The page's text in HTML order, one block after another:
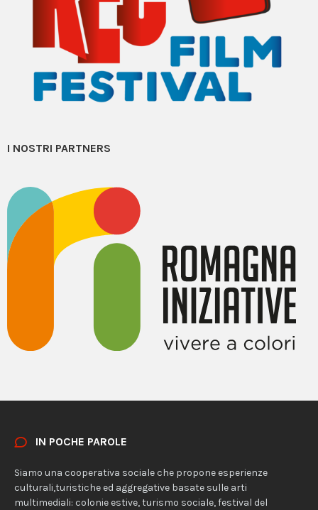
I NOSTRI PARTNERS
IN POCHE PAROLE
Siamo una cooperativa sociale che propone esperienze
culturali,turistiche ed aggregative basate sulle arti
multimediali: colonie estive, turismo sociale, festival del